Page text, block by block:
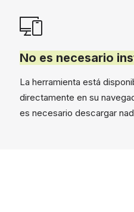
No es necesario
La herramienta está
directamente en su
es necesario descargar